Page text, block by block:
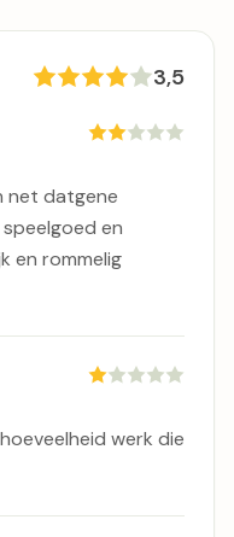
3,5
net datgene
en
en rommelig
werk die